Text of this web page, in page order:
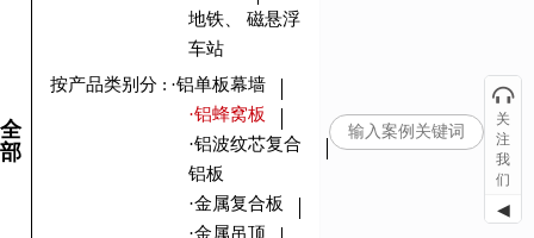
全
部
地铁、 磁悬浮
车站
按产品类别分 : ·铝单板幕墙
·铝蜂窝板
·铝波纹芯复合
铝板
·金属复合板
·金属吊顶
关
注
我
们
◀